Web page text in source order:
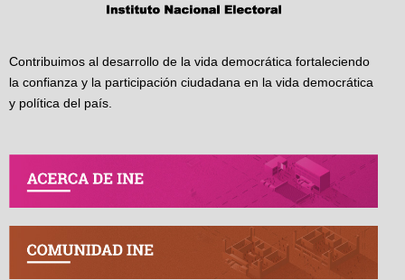
Contribuimos al desarrollo de la vida democrática fortaleciendo
la confianza y la participación ciudadana en la vida democrática
y política del país.